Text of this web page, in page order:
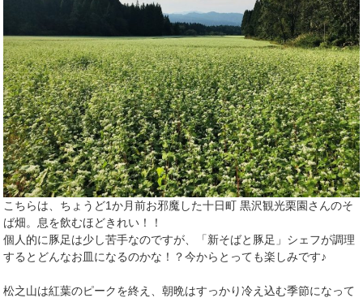
こちらは、ちょうど1か月前お邪魔した十日町 黒沢観光栗園さんのそ
ば畑。息を飲むほどきれい！！
個人的に豚足は少し苦手なのですが、「新そばと豚足」シェフが調理
するとどんなお皿になるのかな！？今からとっても楽しみです♪
松之山は紅葉のピークを終え、朝晩はすっかり冷え込む季節になって